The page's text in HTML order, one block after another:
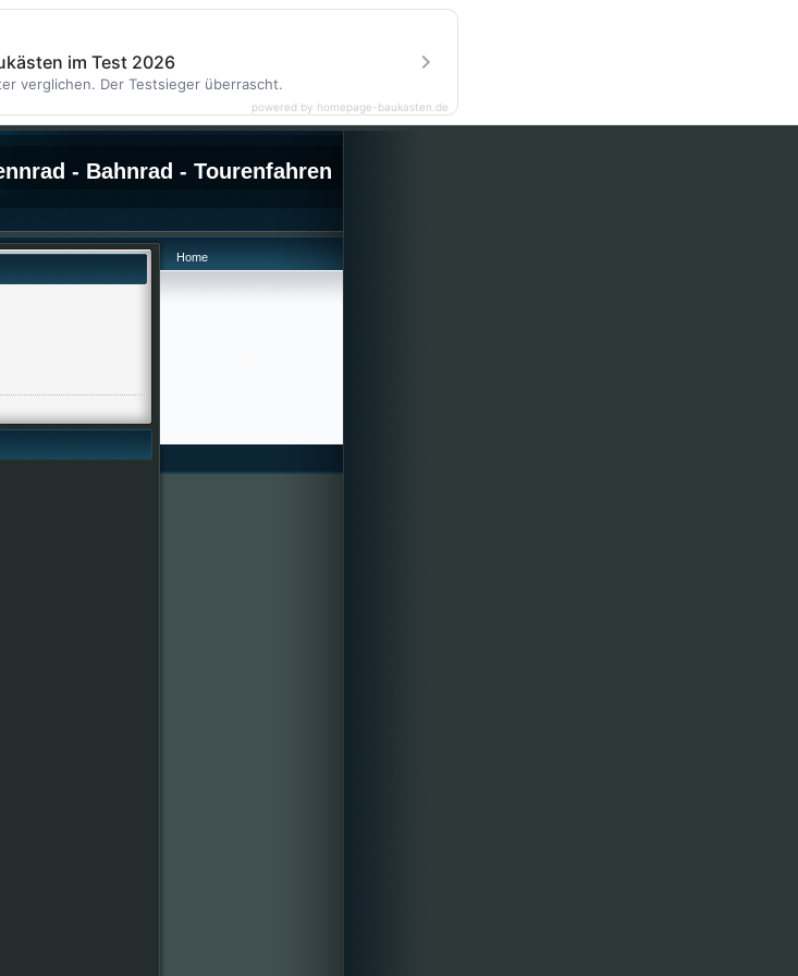
- Bahnrad - Tourenfahren
Home
im Test 2026
verglichen. Der Testsieger überrascht.
powered by homepage-baukasten.de